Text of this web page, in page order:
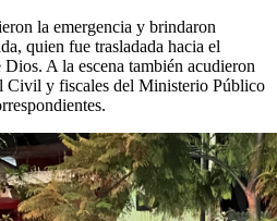
la emergencia y brindaron
quien fue trasladada hacia el
A la escena también acudieron
Civil y fiscales del Ministerio Público